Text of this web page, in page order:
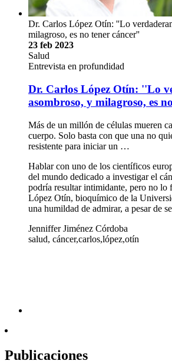
Dr. Carlos López Otín: ''Lo
milagroso, es no tener cáncer''
23 feb 2023
Salud
Entrevista en profundidad
Dr. Carlos López Otín: ''Lo
asombroso, y milagroso, es
Más de un millón de células mueren
cuerpo. Solo basta con que una no
resistente para iniciar un …
Hablar con uno de los científicos
del mundo dedicado a investigar el
podría resultar intimidante, pero no
López Otín, bioquímico de la
una humildad de admirar, a pesar de
Jenniffer Jiménez Córdoba
salud, cáncer,carlos,lópez,otín
Publicaciones